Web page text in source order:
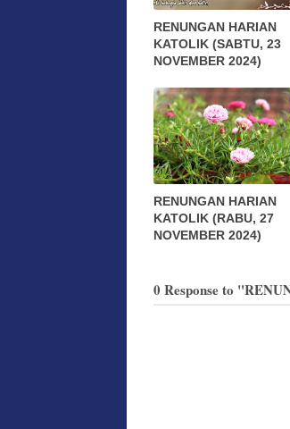
RENUNGAN HARIAN
KATOLIK (SABTU, 23
NOVEMBER 2024)
RENUNGAN HARIAN
KATOLIK (RABU, 27
NOVEMBER 2024)
0 Response to